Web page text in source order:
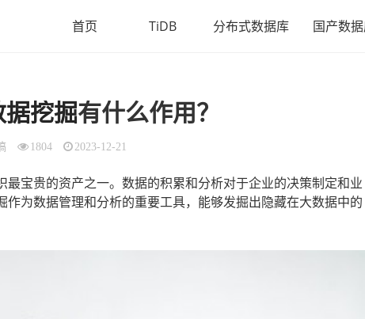
首页 TiDB 分布式数据库 国产数
挖掘有什么作用？
1804 2023-12-21
宝贵的资产之一。数据的积累和分析对于企业的决策制定和业
为数据管理和分析的重要工具，能够发掘出隐藏在大数据中的